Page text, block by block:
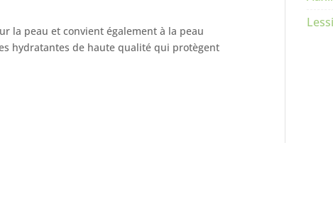
la peau et convient également à la peau
hydratantes de haute qualité qui protègent